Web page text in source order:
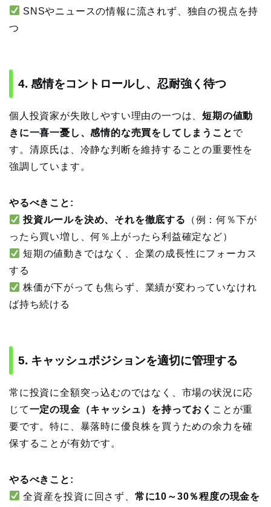
SNSやニュースの情報に流されず、独自の視点を持
つ
4. 感情をコントロールし、忍耐強く待つ
個人投資家が失敗しやすい理由の一つは、短期の値動
きに一喜一憂し、感情的な売買をしてしまうこと で
す。清原氏は、冷静な判断を維持することの重要性を
強調しています。
やるべきこと:
投資ルールを決め、それを徹底する
（例：何％下が
ったら買い増し、何％上がったら利益確定など）
短期の値動きではなく、企業の成長性にフォーカス
する
株価が下がっても焦らず、業績が変わっていなけれ
ば持ち続ける
5. キャッシュポジションを適切に管理する
常に投資に全額突っ込むのではなく、市場の状況に応
じて一定の現金（キャッシュ）を持っておく ことが重
要です。特に、暴落時に優良株を買うための余力を確
保することが有効です。
やるべきこと:
全資産を投資に回さず、 常に10～30％程度の現金を